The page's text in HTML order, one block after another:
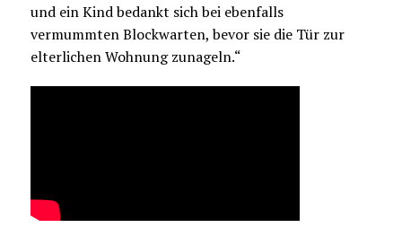
und ein Kind bedankt sich bei ebenfalls
vermummten Blockwarten, bevor sie die Tür zur
elterlichen Wohnung zunageln.“